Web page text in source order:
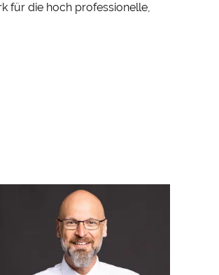
für die hoch professionelle,